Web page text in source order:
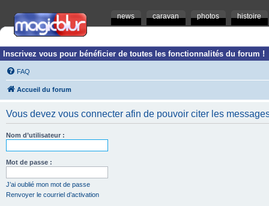
news caravan photos histoire
Inscrivez vous pour bénéficier de toutes les fonctionnalités du forum !
FAQ
Accueil du forum
Vous devez vous connecter afin de pouvoir citer les
Nom d’utilisateur :
Mot de passe :
J’ai oublié mon mot de passe
Renvoyer le courriel d’activation